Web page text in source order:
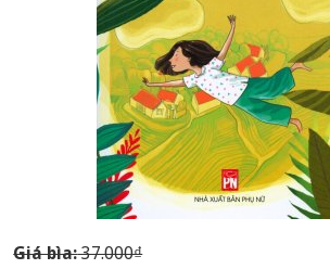
Giá bìa:37.000₫